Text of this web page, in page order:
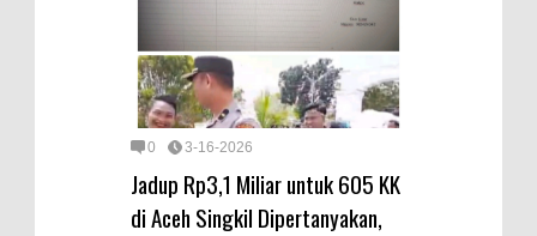
0 3-16-2026
Jadup Rp3,1 Miliar untuk 605 KK
di Aceh Singkil Dipertanyakan,